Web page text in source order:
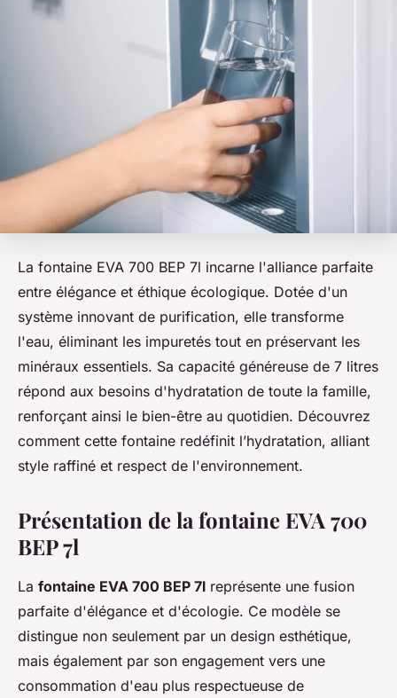
La fontaine EVA 700 BEP 7l incarne l'alliance parfaite
entre élégance et éthique écologique. Dotée d'un
système innovant de purification, elle transforme
l'eau, éliminant les impuretés tout en préservant les
minéraux essentiels. Sa capacité généreuse de 7 litres
répond aux besoins d'hydratation de toute la famille,
renforçant ainsi le bien-être au quotidien. Découvrez
comment cette fontaine redéfinit l’hydratation, alliant
style raffiné et respect de l'environnement.
Présentation de la fontaine EVA 700
BEP 7l
La fontaine EVA 700 BEP 7l représente une fusion
parfaite d'élégance et d'écologie. Ce modèle se
distingue non seulement par un design esthétique,
mais également par son engagement vers une
consommation d'eau plus respectueuse de